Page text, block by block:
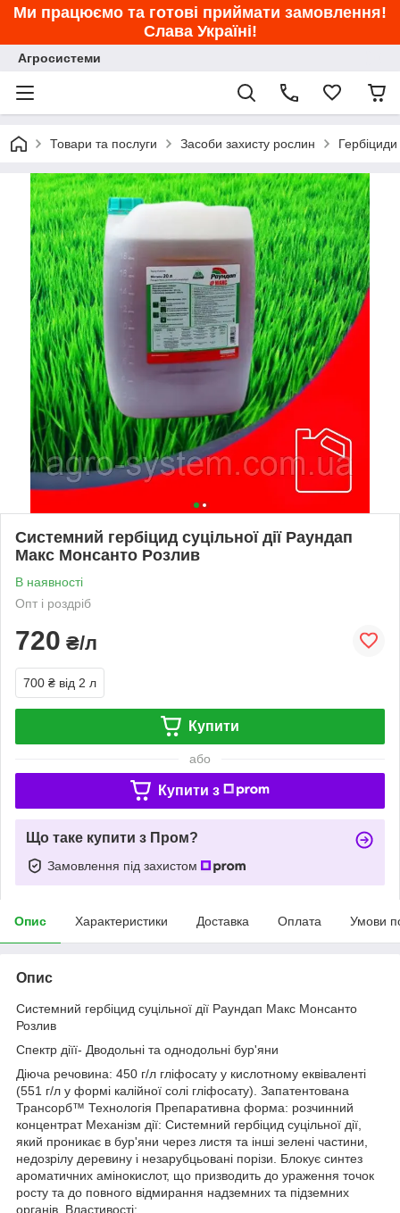
Ми працюємо та готові приймати замовлення!
Слава Україні!
Агросистеми
Товари та послуги Засоби захисту рослин Гербіциди
Системний гербіцид суцільної дії Раундап
Макс Монсанто Розлив
В наявності
Опт і роздріб
720 ₴/л
700 ₴ від 2 л
Купити
або
Купити з
Що таке купити з Пром?
Замовлення під захистом
Опис Характеристики Доставка Оплата Умови
Опис
Системний гербіцид суцільної дії Раундап Макс Монсанто
Розлив
Спектр діїї- Дводольні та однодольні бур'яни
Діюча речовина: 450 г/л гліфосату у кислотному еквіваленті
(551 г/л у формі калійної солі гліфосату). Запатентована
Трансорб™ Технологія Препаративна форма: розчинний
концентрат Механізм дії: Системний гербіцид суцільної дії,
який проникає в бур'яни через листя та інші зелені частини,
недозрілу деревину і незарубцьовані порізи. Блокує синтез
ароматичних амінокислот, що призводить до ураження точок
росту та до повного відмирання надземних та підземних
органів. Властивості: